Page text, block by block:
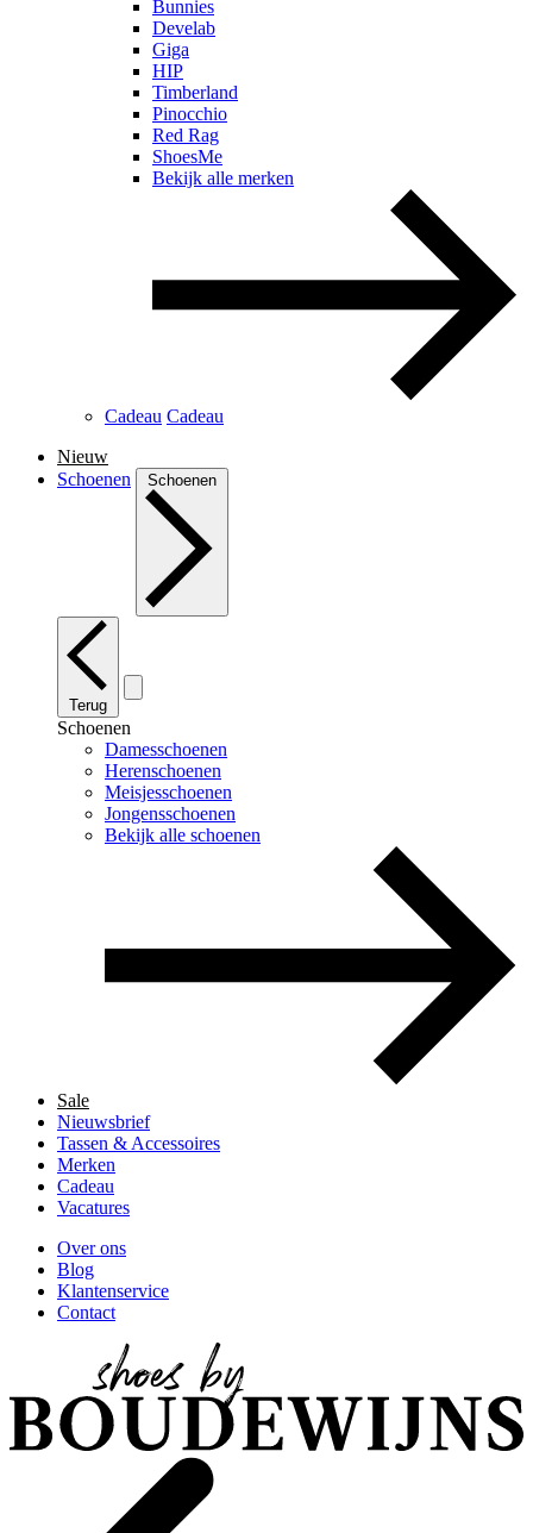
Bunnies
Develab
Giga
HIP
Timberland
Pinocchio
Red Rag
ShoesMe
Bekijk alle merken
Cadeau Cadeau
Nieuw
Schoenen
Schoenen
Terug
Schoenen
Damesschoenen
Herenschoenen
Meisjesschoenen
Jongensschoenen
Bekijk alle schoenen
Sale
Nieuwsbrief
Tassen & Accessoires
Merken
Cadeau
Vacatures
Over ons
Blog
Klantenservice
Contact